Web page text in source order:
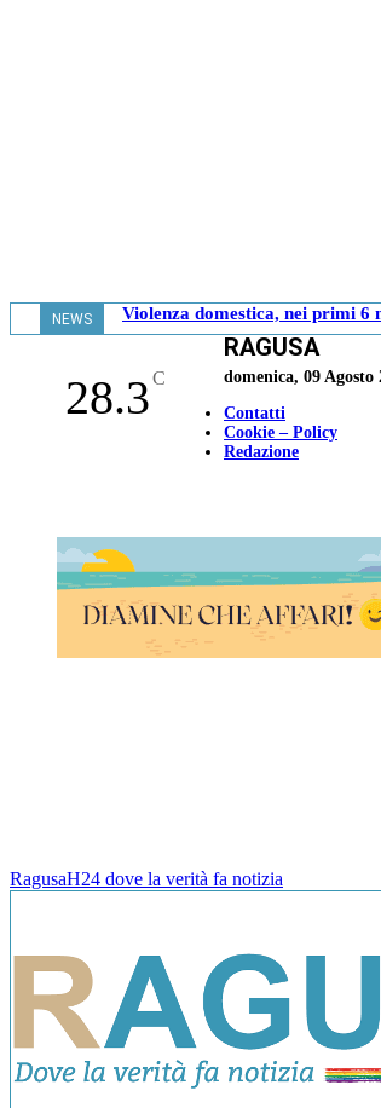
NEWS Violenza domestica, nei primi 6
28.3C
RAGUSA
domenica, 09 Agosto
Contatti
Cookie – Policy
Redazione
RagusaH24 dove la verità fa notizia